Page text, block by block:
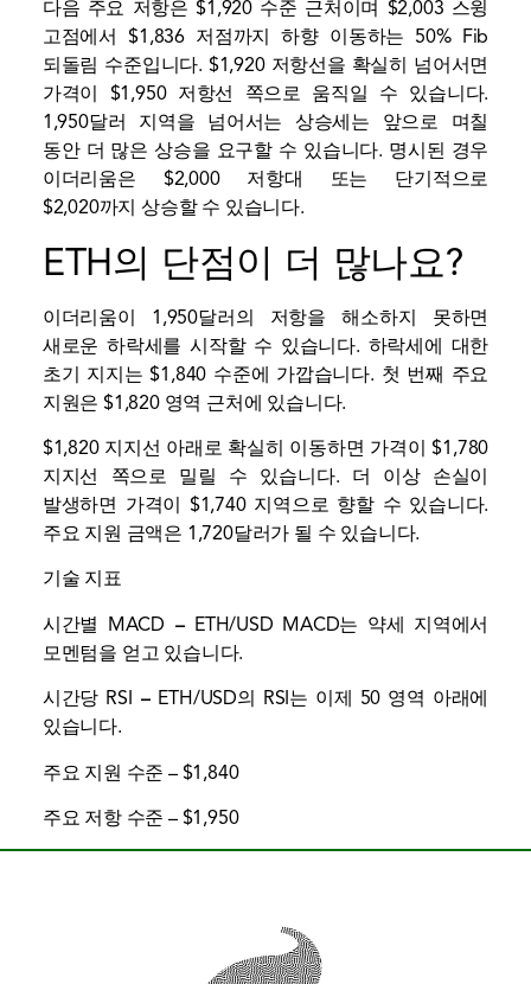
다음 주요 저항은 $1,920 수준 근처이며 $2,003 스윙
고점에서 $1,836 저점까지 하향 이동하는 50% Fib
되돌림 수준입니다. $1,920 저항선을 확실히 넘어서면
가격이 $1,950 저항선 쪽으로 움직일 수 있습니다.
1,950달러 지역을 넘어서는 상승세는 앞으로 며칠
동안 더 많은 상승을 요구할 수 있습니다. 명시된 경우
이더리움은 $2,000 저항대 또는 단기적으로
$2,020까지 상승할 수 있습니다.
ETH의 단점이 더 많나요?
이더리움이 1,950달러의 저항을 해소하지 못하면
새로운 하락세를 시작할 수 있습니다. 하락세에 대한
초기 지지는 $1,840 수준에 가깝습니다. 첫 번째 주요
지원은 $1,820 영역 근처에 있습니다.
$1,820 지지선 아래로 확실히 이동하면 가격이 $1,780
지지선 쪽으로 밀릴 수 있습니다. 더 이상 손실이
발생하면 가격이 $1,740 지역으로 향할 수 있습니다.
주요 지원 금액은 1,720달러가 될 수 있습니다.
기술 지표
시간별 MACD – ETH/USD MACD는 약세 지역에서
모멘텀을 얻고 있습니다.
시간당 RSI – ETH/USD의 RSI는 이제 50 영역 아래에
있습니다.
주요 지원 수준 – $1,840
주요 저항 수준 – $1,950